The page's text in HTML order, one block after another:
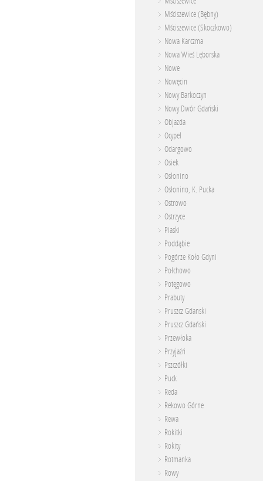
Mściszewice (Bębny)
Mściszewice (Skoczkowo)
Nowa Karczma
Nowa Wieś Lęborska
Nowe
Nowęcin
Nowy Barkoczyn
Nowy Dwór Gdański
Objazda
Ocypel
Odargowo
Osiek
Osłonino
Osłonino, K. Pucka
Ostrowo
Ostrzyce
Piaski
Poddąbie
Pogórze Koło Gdyni
Połchowo
Potęgowo
Prabuty
Pruszcz Gdanski
Pruszcz Gdański
Przewłoka
Przyjaźń
Pszczółki
Puck
Reda
Rekowo Górne
Rewa
Rokitki
Rokity
Rotmanka
Rowy